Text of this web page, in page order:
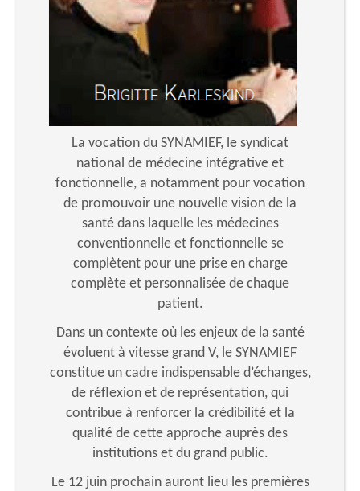
La vocation du SYNAMIEF, le syndicat
national de médecine intégrative et
fonctionnelle, a notamment pour vocation
de promouvoir une nouvelle vision de la
santé dans laquelle les médecines
conventionnelle et fonctionnelle se
complètent pour une prise en charge
complète et personnalisée de chaque
patient.
Dans un contexte où les enjeux de la santé
évoluent à vitesse grand V, le SYNAMIEF
constitue un cadre indispensable d’échanges,
de réflexion et de représentation, qui
contribue à renforcer la crédibilité et la
qualité de cette approche auprès des
institutions et du grand public.
Le 12 juin prochain auront lieu les premières